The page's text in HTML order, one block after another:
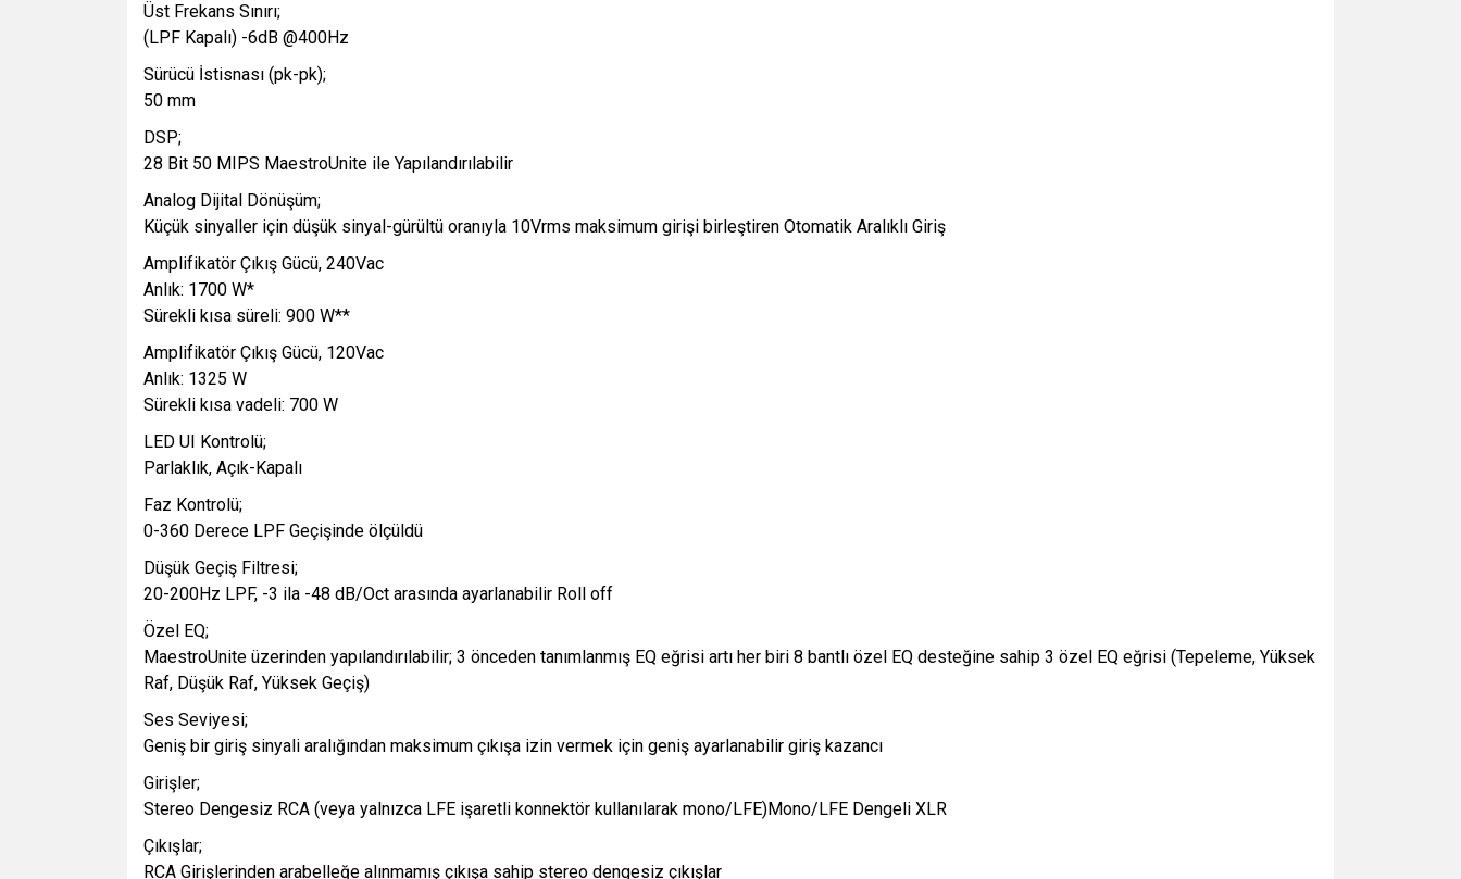
Üst Frekans Sınırı;
(LPF Kapalı) -6dB @400Hz
Sürücü İstisnası (pk-pk);
50 mm
DSP;
28 Bit 50 MIPS MaestroUnite ile Yapılandırılabilir
Analog Dijital Dönüşüm;
Küçük sinyaller için düşük sinyal-gürültü oranıyla 10Vrms maksimum girişi birleştiren Otomatik Aralıklı Giriş
Amplifikatör Çıkış Gücü, 240Vac
Anlık: 1700 W*
Sürekli kısa süreli: 900 W**
Amplifikatör Çıkış Gücü, 120Vac
Anlık: 1325 W
Sürekli kısa vadeli: 700 W
LED UI Kontrolü;
Parlaklık, Açık-Kapalı
Faz Kontrolü;
0-360 Derece LPF Geçişinde ölçüldü
Düşük Geçiş Filtresi;
20-200Hz LPF, -3 ila -48 dB/Oct arasında ayarlanabilir Roll off
Özel EQ;
MaestroUnite üzerinden yapılandırılabilir; 3 önceden tanımlanmış EQ eğrisi artı her biri 8 bantlı özel EQ desteğine sahip 3 özel EQ eğrisi (Tepeleme, Yüksek
Raf, Düşük Raf, Yüksek Geçiş)
Ses Seviyesi;
Geniş bir giriş sinyali aralığından maksimum çıkışa izin vermek için geniş ayarlanabilir giriş kazancı
Girişler;
Stereo Dengesiz RCA (veya yalnızca LFE işaretli konnektör kullanılarak mono/LFE)Mono/LFE Dengeli XLR
Çıkışlar;
RCA Girişlerinden arabelleğe alınmamış çıkışa sahip stereo dengesiz çıkışlar